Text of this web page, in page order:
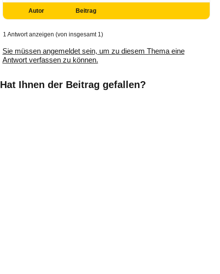
Autor Beitrag
1 Antwort anzeigen (von insgesamt 1)
Sie müssen angemeldet sein, um zu diesem Thema eine
Antwort verfassen zu können.
Hat Ihnen der Beitrag gefallen?